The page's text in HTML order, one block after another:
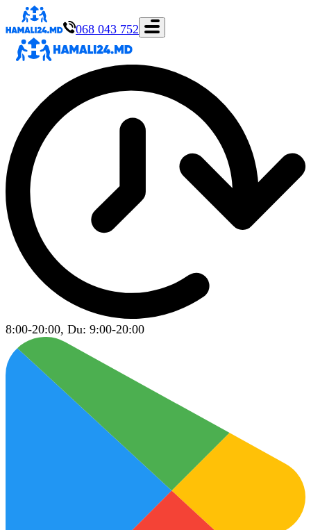
068 043 752
8:00-20:00, Du: 9:00-20:00